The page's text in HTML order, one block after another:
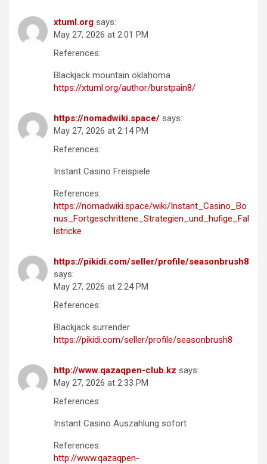
xtuml.org says:
May 27, 2026 at 2:01 PM
References:
Blackjack mountain oklahoma
https://xtuml.org/author/burstpain8/
https://nomadwiki.space/ says:
May 27, 2026 at 2:14 PM
References:
Instant Casino Freispiele
References:
https://nomadwiki.space/wiki/Instant_Casino_Bo
nus_Fortgeschrittene_Strategien_und_hufige_Fal
lstricke
https://pikidi.com/seller/profile/seasonbrush8
says:
May 27, 2026 at 2:24 PM
References:
Blackjack surrender
https://pikidi.com/seller/profile/seasonbrush8
http://www.qazaqpen-club.kz says:
May 27, 2026 at 2:33 PM
References:
Instant Casino Auszahlung sofort
References:
http://www.qazaqpen-